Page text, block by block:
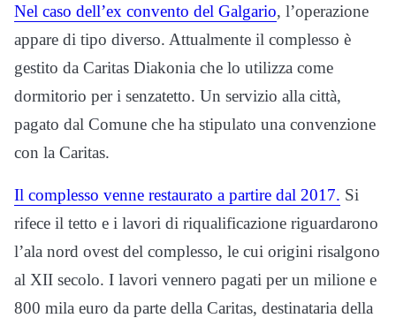
Nel caso dell’ex convento del Galgario, l’operazione
appare di tipo diverso. Attualmente il complesso è
gestito da Caritas Diakonia che lo utilizza come
dormitorio per i senzatetto. Un servizio alla città,
pagato dal Comune che ha stipulato una convenzione
con la Caritas.
Il complesso venne restaurato a partire dal 2017. Si
rifece il tetto e i lavori di riqualificazione riguardarono
l’ala nord ovest del complesso, le cui origini risalgono
al XII secolo. I lavori vennero pagati per un milione e
800 mila euro da parte della Caritas, destinataria della